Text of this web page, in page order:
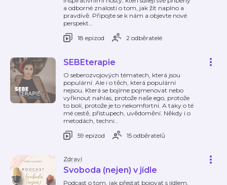
a odborné znalosti o tom, jak žít naplno a
pravdivě. Připojte se k nám a objevte nové
perspekt…
18 epizod
2 odběratelé
SEBEterapie
O seberozvojových tématech, která jsou
populární. Ale i o těch, která populární
nejsou. Která se bojíme pojmenovat nebo
vyřknout nahlas, protože naše ego, protože
to bolí, protože je to nekomfortní. A taky o té
mé cestě, přístupech, uvědomění. Někdy i o
metodách, techni…
59 epizod
15 odběratelů
Zdraví
Svoboda (nejen) v jídle
Podcast o tom, jak přestat bojovat s jídlem,